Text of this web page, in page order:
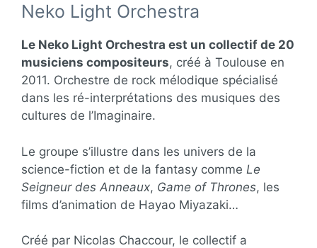
Neko Light Orchestra
Le Neko Light Orchestra est un collectif de 20
musiciens compositeurs, créé à Toulouse en
2011. Orchestre de rock mélodique spécialisé
dans les ré-interprétations des musiques des
cultures de l’Imaginaire.
Le groupe s’illustre dans les univers de la
science-fiction et de la fantasy comme Le
Seigneur des Anneaux, Game of Thrones, les
films d’animation de Hayao Miyazaki…
Créé par Nicolas Chaccour, le collectif a